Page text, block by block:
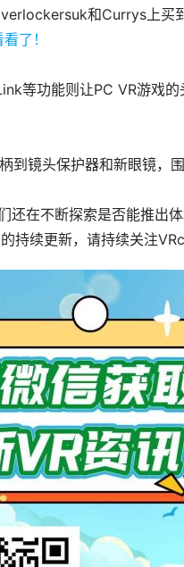
和Currys上买
等功能则让PC VR游戏
镜头保护器和新眼镜，
在不断探索是否能推出
续更新，请持续关注